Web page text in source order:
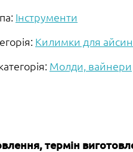
Інструменти
Килимки для
Молди, вайнери
термін